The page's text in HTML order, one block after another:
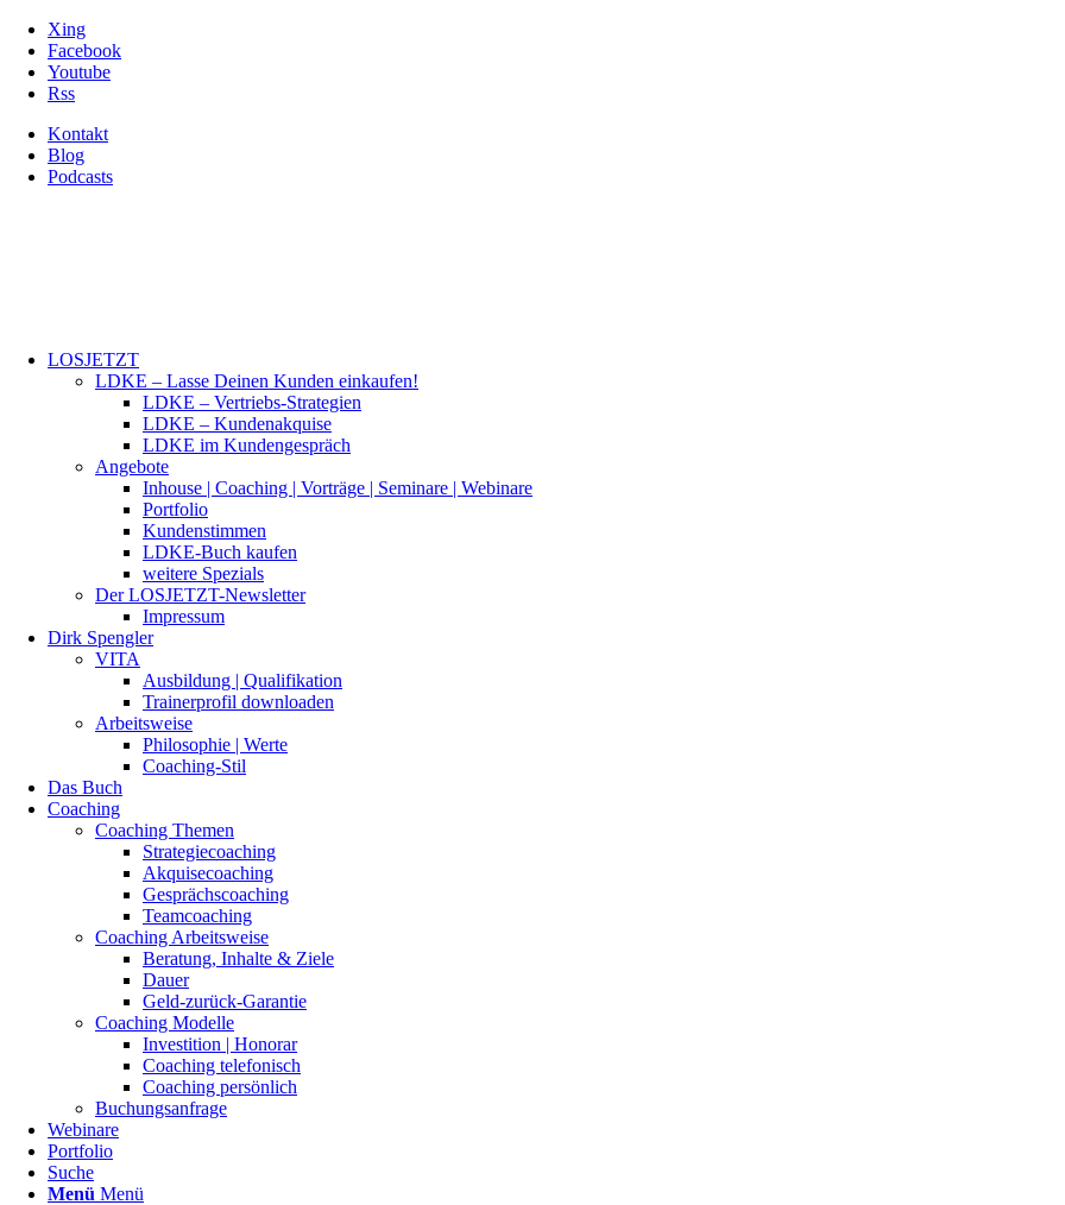
Xing
Facebook
Youtube
Rss
Kontakt
Blog
Podcasts
LOSJETZT
LDKE – Lasse Deinen Kunden einkaufen!
LDKE – Vertriebs-Strategien
LDKE – Kundenakquise
LDKE im Kundengespräch
Angebote
Inhouse | Coaching | Vorträge | Seminare | Webinare
Portfolio
Kundenstimmen
LDKE-Buch kaufen
weitere Spezials
Der LOSJETZT-Newsletter
Impressum
Dirk Spengler
VITA
Ausbildung | Qualifikation
Trainerprofil downloaden
Arbeitsweise
Philosophie | Werte
Coaching-Stil
Das Buch
Coaching
Coaching Themen
Strategiecoaching
Akquisecoaching
Gesprächscoaching
Teamcoaching
Coaching Arbeitsweise
Beratung, Inhalte & Ziele
Dauer
Geld-zurück-Garantie
Coaching Modelle
Investition | Honorar
Coaching telefonisch
Coaching persönlich
Buchungsanfrage
Webinare
Portfolio
Suche
Menü Menü